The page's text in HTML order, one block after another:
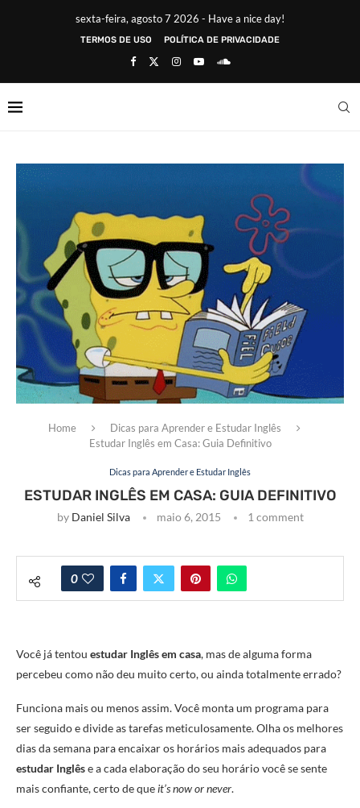
sexta-feira, agosto 7 2026 - Have a nice day!
TERMOS DE USO POLÍTICA DE PRIVACIDADE
Home
Dicas para Aprender e Estudar Inglês
Estudar Inglês em Casa: Guia Definitivo
Dicas para Aprender e Estudar Inglês
ESTUDAR INGLÊS EM CASA: GUIA DEFINITIVO
by Daniel Silva maio 6, 2015 1 comment
0
Você já tentou estudar Inglês em casa, mas de alguma forma
percebeu como não deu muito certo, ou ainda totalmente errado?
Funciona mais ou menos assim. Você monta um programa para
ser seguido e divide as tarefas meticulosamente. Olha os melhores
dias da semana para encaixar os horários mais adequados para
estudar Inglêse a cada elaboração do seu horário você se sente
mais confiante, certo de queit’s now or never.